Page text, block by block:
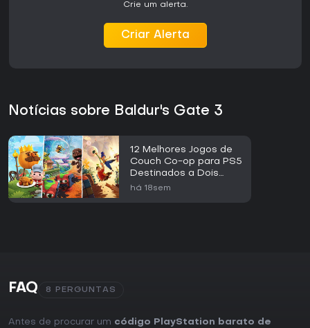
Crie um alerta.
Criar Alerta
Notícias sobre Baldur's Gate 3
12 Melhores Jogos de
Couch Co-op para PS5
Destinados a Dois
Jogadores
há 18sem
FAQ 8 PERGUNTAS
Antes de procurar um código PlayStation barato de